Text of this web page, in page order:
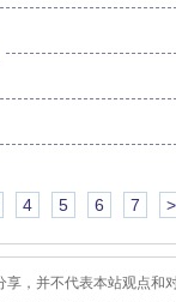
4 5 6 7 >
，并不代表本站观点